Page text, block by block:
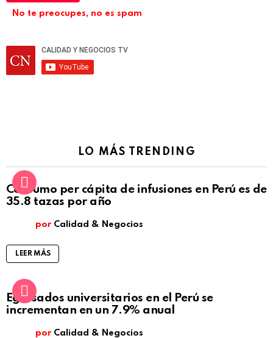
No te preocupes, no es spam
LO MÁS TRENDING
Consumo per cápita de infusiones en Perú es de
35.8 tazas por año
por Calidad & Negocios
LEER MÁS
Egresados universitarios en el Perú se
incrementan en un 7.9% anual
por Calidad & Negocios